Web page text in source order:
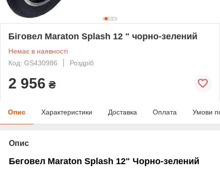
Біговел Maraton Splash 12 " чорно-зелений
Немає в наявності
Код: GS430986
Роздріб
2 956 ₴
Опис Характеристики Доставка Оплата Умови
Опис
Беговел Maraton Splash 12" Чорно-зелений